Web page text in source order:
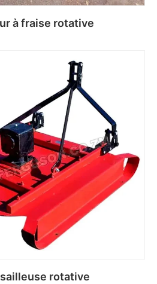
à fraise rotative
rotative